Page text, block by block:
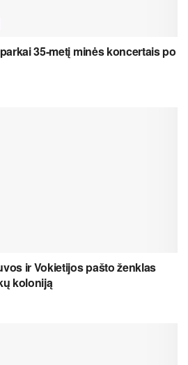
35-metį minės koncertais po
ir Vokietijos pašto ženklas
koloniją